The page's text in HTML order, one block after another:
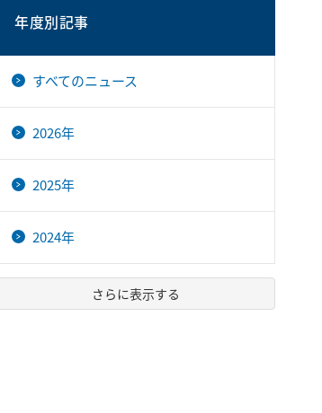
年度別記事
すべてのニュース
2026年
2025年
2024年
さらに表示する